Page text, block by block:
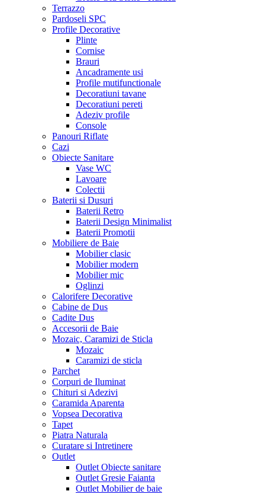
Terrazzo
Pardoseli SPC
Profile Decorative
Plinte
Cornise
Brauri
Ancadramente usi
Profile mutifunctionale
Decoratiuni tavane
Decoratiuni pereti
Adeziv profile
Console
Panouri Riflate
Cazi
Obiecte Sanitare
Vase WC
Lavoare
Colectii
Baterii si Dusuri
Baterii Retro
Baterii Design Minimalist
Baterii Promotii
Mobiliere de Baie
Mobilier clasic
Mobilier modern
Mobilier mic
Oglinzi
Calorifere Decorative
Cabine de Dus
Cadite Dus
Accesorii de Baie
Mozaic, Caramizi de Sticla
Mozaic
Caramizi de sticla
Parchet
Corpuri de Iluminat
Chituri si Adezivi
Caramida Aparenta
Vopsea Decorativa
Tapet
Piatra Naturala
Curatare si Intretinere
Outlet
Outlet Obiecte sanitare
Outlet Gresie Faianta
Outlet Mobilier de baie